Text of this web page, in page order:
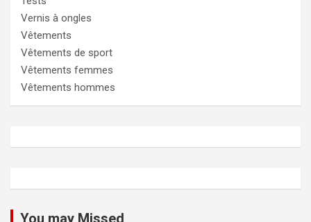
Vernis à ongles
Vêtements
Vêtements de sport
Vêtements femmes
Vêtements hommes
You may Missed